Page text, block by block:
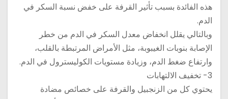
هذه الفائدة بسبب تأثير القرفة على خفض نسبة السكر في
الدم.
وبالتالي يقلل انخفاض معدل السكر في الدم من خطر
الإصابة بنوبات الغيبوبة، مثل الأمراض المرتبطة بالقلب،
وارتفاع ضغط الدم، وزيادة مستويات الكوليسترول في الدم.
3- تخفيف الالتهابات
يحتوي كل من الزنجبيل والقرفة على خصائص مضادة